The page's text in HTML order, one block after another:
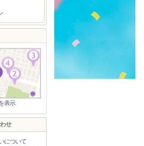
表示
せ
について